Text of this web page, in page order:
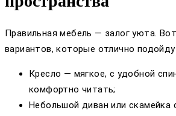
Правильная мебель — залог уюта.
вариантов, которые отлично
Кресло — мягкое, с удобной
комфортно читать;
Небольшой диван или скамейка